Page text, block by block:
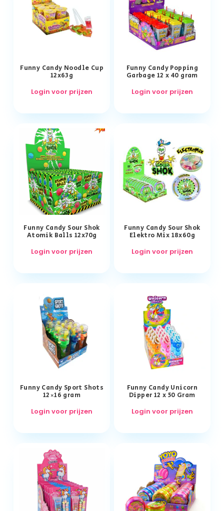
Funny Candy Noodle Cup
12x63g
Login voor prijzen
Funny Candy Popping
Garbage 12 x 40 gram
Login voor prijzen
Funny Candy Sour Shok
Atomik Balls 12x70g
Login voor prijzen
Funny Candy Sour Shok
Elektro Mix 18x60g
Login voor prijzen
Funny Candy Sport Shots
12×16 gram
Login voor prijzen
Funny Candy Unicorn
Dipper 12 x 50 Gram
Login voor prijzen